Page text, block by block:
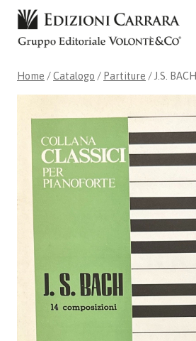
Salta
contenuto
Home /Catalogo / Partiture / J.S. BACH